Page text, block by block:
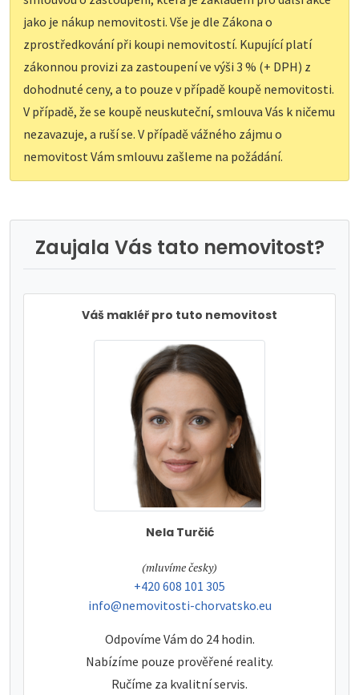
jako je nákup nemovitosti. Vše je dle Zákona o
zprostředkování při koupi nemovitostí. Kupující platí
zákonnou provizi za zastoupení ve výši 3 % (+ DPH) z
dohodnuté ceny, a to pouze v případě koupě nemovitosti.
V případě, že se koupě neuskuteční, smlouva Vás k ničemu
nezavazuje, a ruší se. V případě vážného zájmu o
nemovitost Vám smlouvu zašleme na požádání.
Zaujala Vás tato nemovitost?
Váš makléř pro tuto nemovitost
Nela Turčić
tel:
(mluvíme česky)
tel:
+420 608 101 305
e-mail:
info@nemovitosti-chorvatsko.eu
Odpovíme Vám do 24 hodin.
Nabízíme pouze prověřené reality.
Ručíme za kvalitní servis.